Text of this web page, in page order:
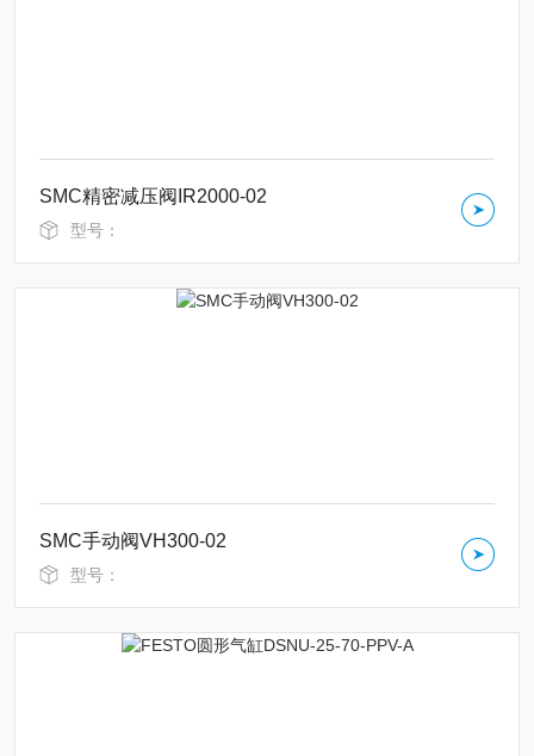
SMC精密减压阀IR2000-02
型号：
SMC手动阀VH300-02
型号：